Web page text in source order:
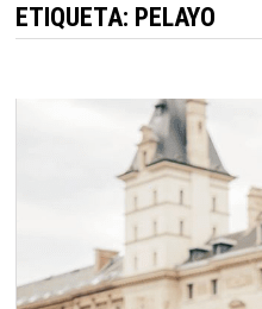
ETIQUETA: PELAYO